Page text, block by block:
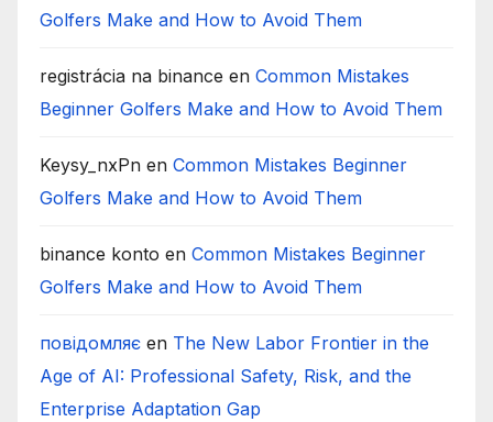
Golfers Make and How to Avoid Them
registrácia na binance en Common Mistakes
Beginner Golfers Make and How to Avoid Them
Keysy_nxPn en Common Mistakes Beginner
Golfers Make and How to Avoid Them
binance konto en Common Mistakes Beginner
Golfers Make and How to Avoid Them
повідомляє en The New Labor Frontier in the
Age of AI: Professional Safety, Risk, and the
Enterprise Adaptation Gap